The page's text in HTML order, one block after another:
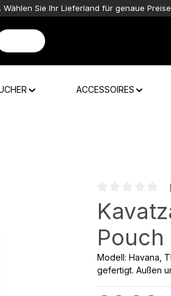
Sie Ihr Lieferland für genaue
ACCESSOIRES
Pouch
Modell: Havana,
gefertigt. Außen